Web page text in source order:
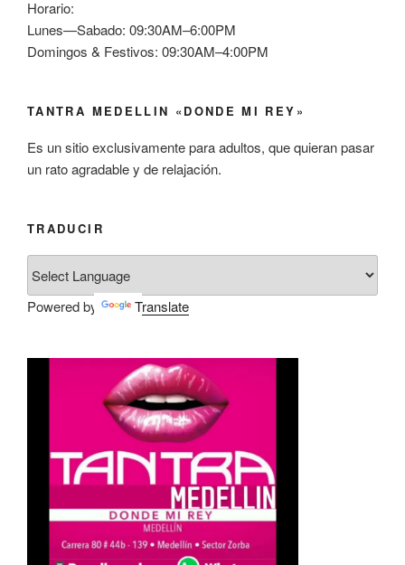
Horario:
Lunes—Sabado: 09:30AM–6:00PM
Domingos & Festivos: 09:30AM–4:00PM
TANTRA MEDELLIN «DONDE MI REY»
Es un sitio exclusivamente para adultos, que quieran pasar
un rato agradable y de relajación.
TRADUCIR
Powered by Translate